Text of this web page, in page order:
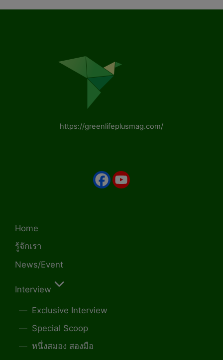
https://greenlifeplusmag.com/
Home
รู้จักเรา
News/Event
Interview
Exclusive Interview
Special Scoop
หนึ่งสมอง สองมือ